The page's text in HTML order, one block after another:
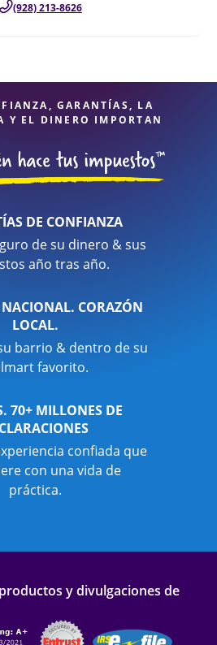
(928) 213-8626
GARANTÍAS, LA
Y EL DINERO IMPORTAN
DE CONFIANZA
de su dinero & sus
año tras año.
NACIONAL. CORAZÓN
LOCAL.
barrio & dentro de su
favorito.
70+ MILLONES DE
confiada que
con una vida de
práctica.
y divulgaciones de